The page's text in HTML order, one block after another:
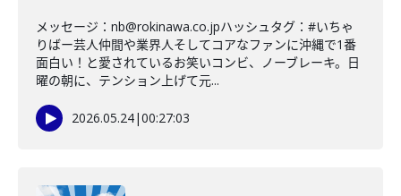
メッセージ：nb@rokinawa.co.jpハッシュタグ：#いちゃ
りばー芸人仲間や業界人そしてコアなファンに沖縄で1番
面白い！と愛されているお笑いコンビ、ノーブレーキ。日
曜の朝に、テンション上げて元...
2026.05.24|00:27:03